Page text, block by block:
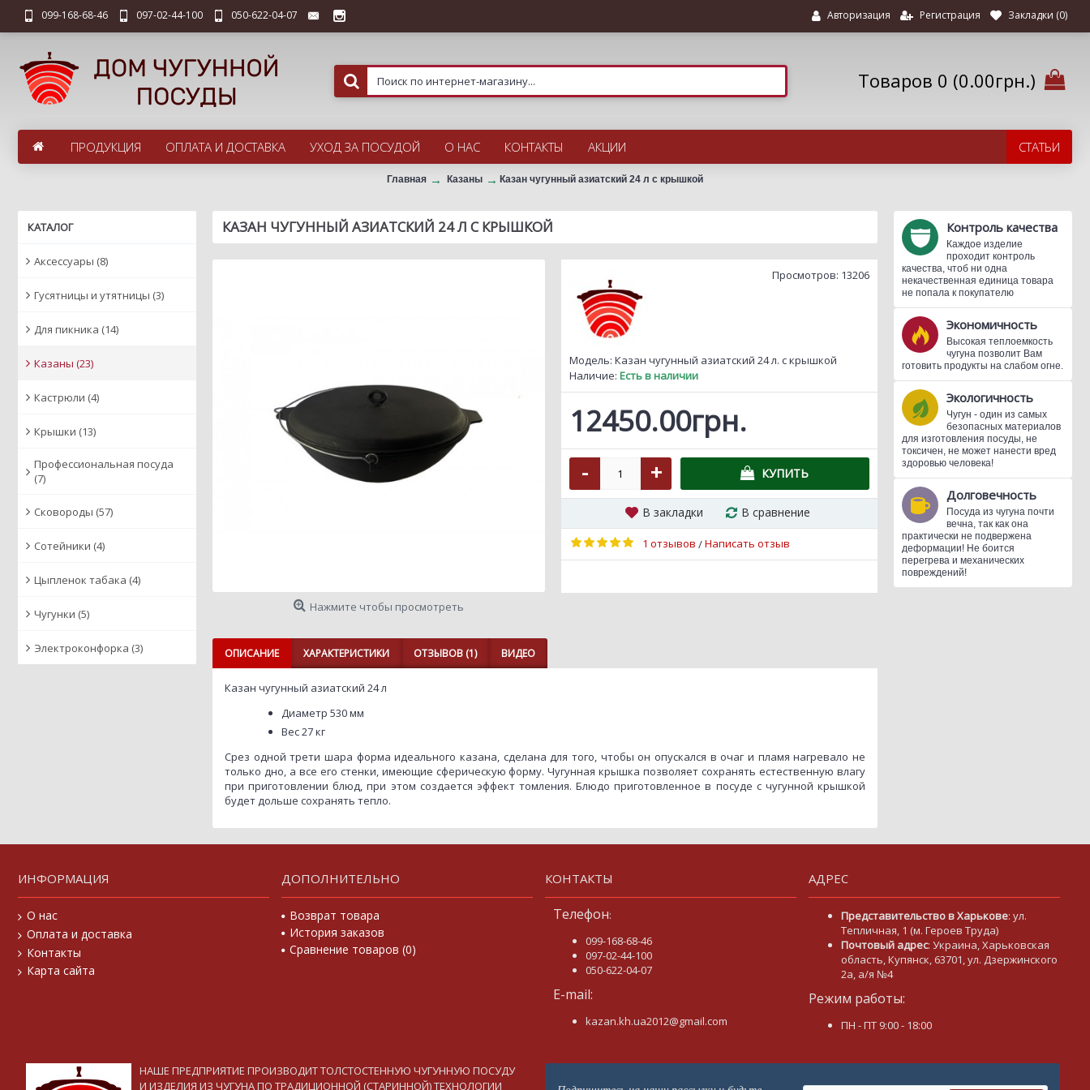
099-168-68-46 097-02-44-100 050-622-04-07 Авторизация Регистрация Закладки (0)
Товаров 0 (0.00грн.)
ПРОДУКЦИЯ ОПЛАТА И ДОСТАВКА УХОД ЗА ПОСУДОЙ О НАС КОНТАКТЫ АКЦИИ СТАТЬИ
Главная Казаны Казан чугунный азиатский 24 л с крышкой
КАТАЛОГ
Аксессуары (8)
Гусятницы и утятницы (3)
Для пикника (14)
Казаны (23)
Кастрюли (4)
Крышки (13)
Профессиональная посуда
(7)
Сковороды (57)
Сотейники (4)
Цыпленок табака (4)
Чугунки (5)
Электроконфорка (3)
Контроль качества
Каждое изделие
проходит контроль
качества, чтоб ни одна
некачественная единица товара
не попала к покупателю
Экономичность
Высокая теплоемкость
чугуна позволит Вам
готовить продукты на слабом огне.
Экологичность
Чугун - один из самых
безопасных материалов
для изготовления посуды, не
токсичен, не может нанести вред
здоровью человека!
Долговечность
Посуда из чугуна почти
вечна, так как она
практически не подвержена
деформации! Не боится
перегрева и механических
повреждений!
КАЗАН ЧУГУННЫЙ АЗИАТСКИЙ 24 Л С КРЫШКОЙ
Нажмите чтобы просмотреть
Просмотров: 13206
Модель: Казан чугунный азиатский 24 л. с крышкой
Наличие: Есть в наличии
12450.00грн.
- + КУПИТЬ
В закладки В сравнение
1 отзывов /Написать отзыв
ОПИСАНИЕ ХАРАКТЕРИСТИКИ ОТЗЫВОВ (1) ВИДЕО
Казан чугунный азиатский 24 л
Диаметр 530 мм
Вес 27 кг
Срез одной трети шара форма идеального казана, сделана для того, чтобы он опускался в очаг и пламя нагревало не
только дно, а все его стенки, имеющие сферическую форму. Чугунная крышка позволяет сохранять естественную влагу
при приготовлении блюд, при этом создается эффект томления. Блюдо приготовленное в посуде с чугунной крышкой
будет дольше сохранять тепло.
ИНФОРМАЦИЯ
О нас
Оплата и доставка
Контакты
Карта сайта
ДОПОЛНИТЕЛЬНО
Возврат товара
История заказов
Сравнение товаров (0)
КОНТАКТЫ
Телефон:
099-168-68-46
097-02-44-100
050-622-04-07
E-mail:
kazan.kh.ua2012@gmail.com
АДРЕС
Представительство в Харькове: ул.
Тепличная, 1 (м. Героев Труда)
Почтовый адрес: Украина, Харьковская
область, Купянск, 63701, ул. Дзержинского
2а, а/я №4
Режим работы:
ПН - ПТ 9:00 - 18:00
НАШЕ ПРЕДПРИЯТИЕ ПРОИЗВОДИТ ТОЛСТОСТЕННУЮ ЧУГУННУЮ ПОСУДУ
И ИЗДЕЛИЯ ИЗ ЧУГУНА ПО ТРАДИЦИОННОЙ (СТАРИННОЙ) ТЕХНОЛОГИИ